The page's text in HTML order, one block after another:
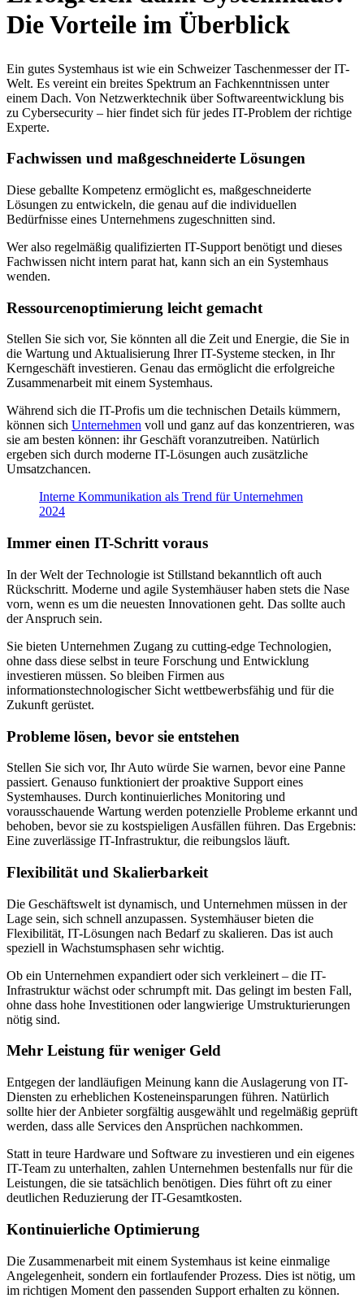
Die Vorteile im Überblick
Ein gutes Systemhaus ist wie ein Schweizer Taschenmesser der IT-
Welt. Es vereint ein breites Spektrum an Fachkenntnissen unter
einem Dach. Von Netzwerktechnik über Softwareentwicklung bis
zu Cybersecurity – hier findet sich für jedes IT-Problem der richtige
Experte.
Fachwissen und maßgeschneiderte Lösungen
Diese geballte Kompetenz ermöglicht es, maßgeschneiderte
Lösungen zu entwickeln, die genau auf die individuellen
Bedürfnisse eines Unternehmens zugeschnitten sind.
Wer also regelmäßig qualifizierten IT-Support benötigt und dieses
Fachwissen nicht intern parat hat, kann sich an ein Systemhaus
wenden.
Ressourcenoptimierung leicht gemacht
Stellen Sie sich vor, Sie könnten all die Zeit und Energie, die Sie in
die Wartung und Aktualisierung Ihrer IT-Systeme stecken, in Ihr
Kerngeschäft investieren. Genau das ermöglicht die erfolgreiche
Zusammenarbeit mit einem Systemhaus.
Während sich die IT-Profis um die technischen Details kümmern,
können sich Unternehmen voll und ganz auf das konzentrieren, was
sie am besten können: ihr Geschäft voranzutreiben. Natürlich
ergeben sich durch moderne IT-Lösungen auch zusätzliche
Umsatzchancen.
Interne Kommunikation als Trend für Unternehmen
2024
Immer einen IT-Schritt voraus
In der Welt der Technologie ist Stillstand bekanntlich oft auch
Rückschritt. Moderne und agile Systemhäuser haben stets die Nase
vorn, wenn es um die neuesten Innovationen geht. Das sollte auch
der Anspruch sein.
Sie bieten Unternehmen Zugang zu cutting-edge Technologien,
ohne dass diese selbst in teure Forschung und Entwicklung
investieren müssen. So bleiben Firmen aus
informationstechnologischer Sicht wettbewerbsfähig und für die
Zukunft gerüstet.
Probleme lösen, bevor sie entstehen
Stellen Sie sich vor, Ihr Auto würde Sie warnen, bevor eine Panne
passiert. Genauso funktioniert der proaktive Support eines
Systemhauses. Durch kontinuierliches Monitoring und
vorausschauende Wartung werden potenzielle Probleme erkannt und
behoben, bevor sie zu kostspieligen Ausfällen führen. Das Ergebnis:
Eine zuverlässige IT-Infrastruktur, die reibungslos läuft.
Flexibilität und Skalierbarkeit
Die Geschäftswelt ist dynamisch, und Unternehmen müssen in der
Lage sein, sich schnell anzupassen. Systemhäuser bieten die
Flexibilität, IT-Lösungen nach Bedarf zu skalieren. Das ist auch
speziell in Wachstumsphasen sehr wichtig.
Ob ein Unternehmen expandiert oder sich verkleinert – die IT-
Infrastruktur wächst oder schrumpft mit. Das gelingt im besten Fall,
ohne dass hohe Investitionen oder langwierige Umstrukturierungen
nötig sind.
Mehr Leistung für weniger Geld
Entgegen der landläufigen Meinung kann die Auslagerung von IT-
Diensten zu erheblichen Kosteneinsparungen führen. Natürlich
sollte hier der Anbieter sorgfältig ausgewählt und regelmäßig geprüft
werden, dass alle Services den Ansprüchen nachkommen.
Statt in teure Hardware und Software zu investieren und ein eigenes
IT-Team zu unterhalten, zahlen Unternehmen bestenfalls nur für die
Leistungen, die sie tatsächlich benötigen. Dies führt oft zu einer
deutlichen Reduzierung der IT-Gesamtkosten.
Kontinuierliche Optimierung
Die Zusammenarbeit mit einem Systemhaus ist keine einmalige
Angelegenheit, sondern ein fortlaufender Prozess. Dies ist nötig, um
im richtigen Moment den passenden Support erhalten zu können.